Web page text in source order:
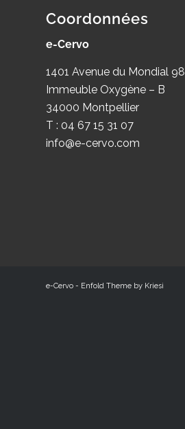
Coordonnées
e-Cervo
1401 Avenue du Mondial 98
Immeuble Oxygène – B
34000 Montpellier
T : 04 67 15 31 07
info@e-cervo.com
e-Cervo - Enfold Theme by Kriesi